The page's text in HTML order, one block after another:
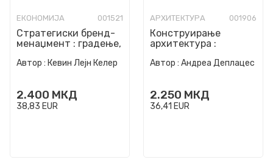
ЕКОНОМИЈА 001521
Стратегиски бренд-
менаџмент : градење,
со капиталот на бр...
Автор : Кевин Лејн Келер
2.400 МКД
38,83 EUR
АРХИТЕКТУРА 001906
Конструирање
архитектура :
структури :
Автор : Андреа Деплацес
2.250 МКД
36,41 EUR